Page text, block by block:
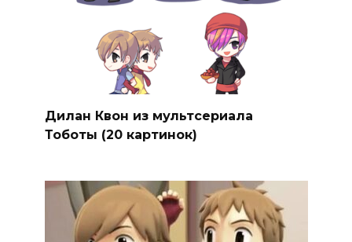
Дилан Квон из мультсериала
Тоботы (20 картинок)